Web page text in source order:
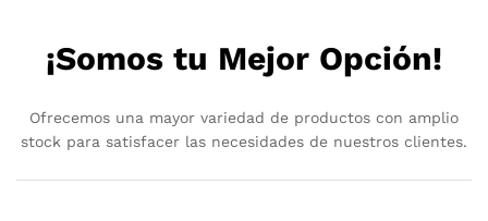
¡Somos tu Mejor Opción!
Ofrecemos una mayor variedad de productos con amplio
stock para satisfacer las necesidades de nuestros clientes.